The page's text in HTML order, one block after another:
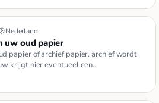
Nederland
uw oud papier
papier of archief papier. archief wordt
krijgt hier eventueel een
v…